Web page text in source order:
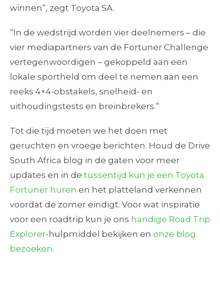
winnen”, zegt Toyota SA.
“In de wedstrijd worden vier deelnemers – die
vier mediapartners van de Fortuner Challenge
vertegenwoordigen – gekoppeld aan een
lokale sportheld om deel te nemen aan een
reeks 4×4-obstakels, snelheid- en
uithoudingstests en breinbrekers.”
Tot die tijd moeten we het doen met
geruchten en vroege berichten. Houd de Drive
South Africa blog in de gaten voor meer
updates en in de tussentijd kun je een Toyota
Fortuner huren en het platteland verkennen
voordat de zomer eindigt. Voor wat inspiratie
voor een roadtrip kun je ons handige Road Trip
Explorer-hulpmiddel bekijken en onze blog
bezoeken.